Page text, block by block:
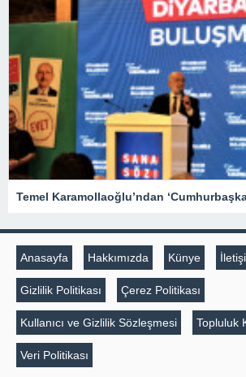
Temel Karamollaoğlu’ndan
Anasayfa Hakkımızda Künye
Gizlilik Politikası Çerez Politikası
Kullanıcı ve Gizlilik Sözleşmesi Topluluk
Veri Politikası